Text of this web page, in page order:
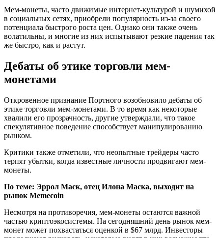
Мем-монеты, часто движимые интернет-культурой и шумихой
в социальных сетях, приобрели популярность из-за своего
потенциала быстрого роста цен. Однако они также очень
волатильны, и многие из них испытывают резкие падения так
же быстро, как и растут.
Дебаты об этике торговли мем-
монетами
Откровенное признание Портного возобновило дебаты об
этике торговли мем-монетами. В то время как некоторые
хвалили его прозрачность, другие утверждали, что такое
спекулятивное поведение способствует манипулированию
рынком.
Критики также отметили, что неопытные трейдеры часто
терпят убытки, когда известные личности продвигают мем-
монеты.
По теме: Эррол Маск, отец Илона Маска, выходит на
рынок Memecoin
Несмотря на противоречия, мем-монеты остаются важной
частью криптоэкосистемы. На сегодняшний день рынок мем-
монет может похвастаться оценкой в ​​$67 млрд. Инвесторы